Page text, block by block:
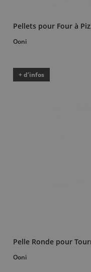
Pellets pour Four à
Ooni
+ d’infos
Pelle Ronde pour
Ooni